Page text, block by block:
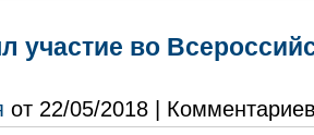
участие во
от 22/05/2018 |